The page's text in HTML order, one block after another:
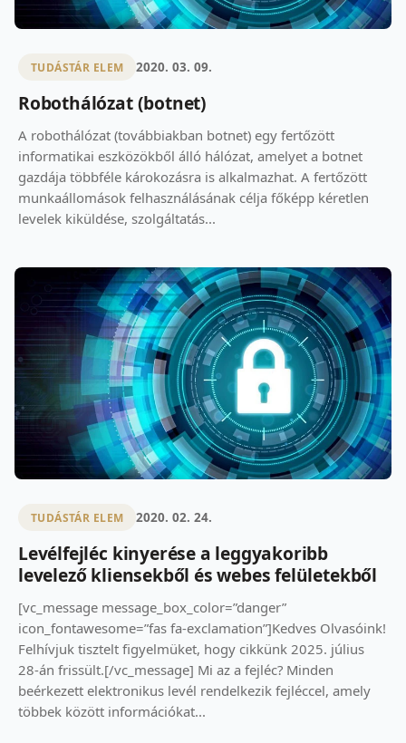
TUDÁSTÁR ELEM 2020. 03. 09.
Robothálózat (botnet)
A robothálózat (továbbiakban botnet) egy fertőzött
informatikai eszközökből álló hálózat, amelyet a botnet
gazdája többféle károkozásra is alkalmazhat. A fertőzött
munkaállomások felhasználásának célja főképp kéretlen
levelek kiküldése, szolgáltatás...
TUDÁSTÁR ELEM 2020. 02. 24.
Levélfejléc kinyerése a leggyakoribb
levelező kliensekből és webes felületekből
[vc_message message_box_color=”danger”
icon_fontawesome=”fas fa-exclamation”]Kedves Olvasóink!
Felhívjuk tisztelt figyelmüket, hogy cikkünk 2025. július
28-án frissült.[/vc_message] Mi az a fejléc? Minden
beérkezett elektronikus levél rendelkezik fejléccel, amely
többek között információkat...